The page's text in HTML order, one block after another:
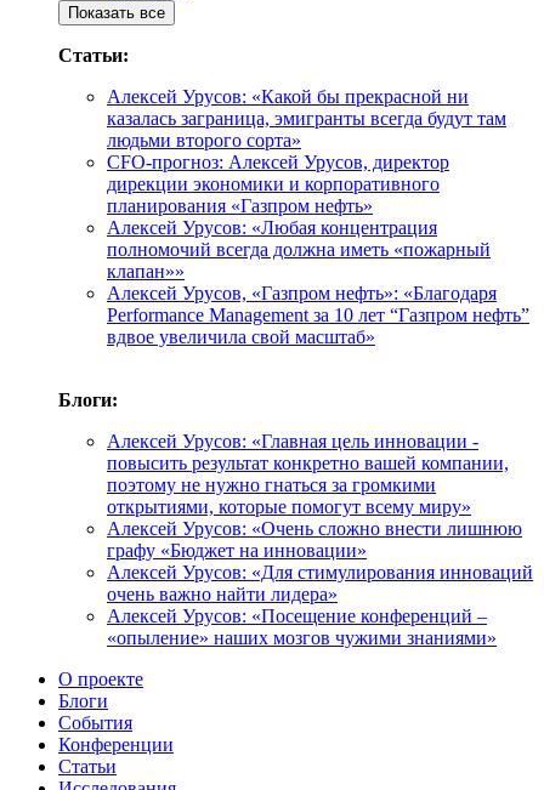
Показать все
Статьи:
Алексей Урусов: «Какой бы прекрасной ни
казалась заграница, эмигранты всегда будут там
людьми второго сорта»
CFO-прогноз: Алексей Урусов, директор
дирекции экономики и корпоративного
планирования «Газпром нефть»
Алексей Урусов: «Любая концентрация
полномочий всегда должна иметь «пожарный
клапан»»
Алексей Урусов, «Газпром нефть»: «Благодаря
Performance Management за 10 лет “Газпром нефть”
вдвое увеличила свой масштаб»
Блоги:
Алексей Урусов: «Главная цель инновации -
повысить результат конкретно вашей компании,
поэтому не нужно гнаться за громкими
открытиями, которые помогут всему миру»
Алексей Урусов: «Очень сложно внести лишнюю
графу «Бюджет на инновации»
Алексей Урусов: «Для стимулирования инноваций
очень важно найти лидера»
Алексей Урусов: «Посещение конференций –
«опыление» наших мозгов чужими знаниями»
О проекте
Блоги
События
Конференции
Статьи